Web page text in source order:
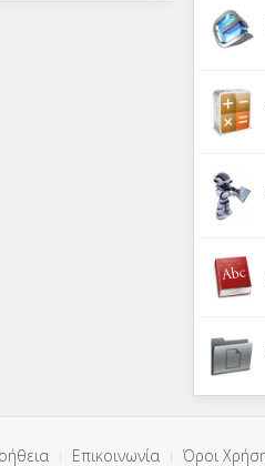
Επικοινωνία Όροι